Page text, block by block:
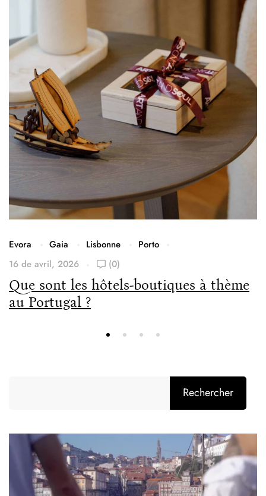
Evora Gaia Lisbonne
Porto
16 de avril, 2026
(0)
Que sont les hôtels-boutiques à thème
au Portugal ?
Rechercher